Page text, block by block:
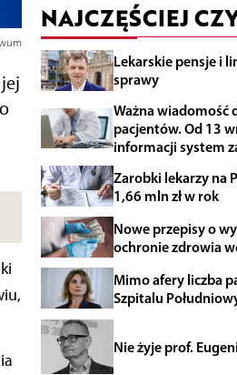
NAJCZĘŚCIEJ
Lekarskie pensje i
sprawy
Ważna wiadomość
pacjentów. Od 13
informacji system
Zarobki lekarzy na
1,66 mln zł w rok
Nowe przepisy o
ochronie zdrowia
Mimo afery liczba
Szpitalu
Nie żyje prof.